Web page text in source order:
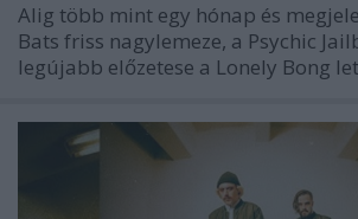
Alig több mint egy hónap és
Bats friss nagylemeze, a Psychic
legújabb előzetese a Lonely Bong